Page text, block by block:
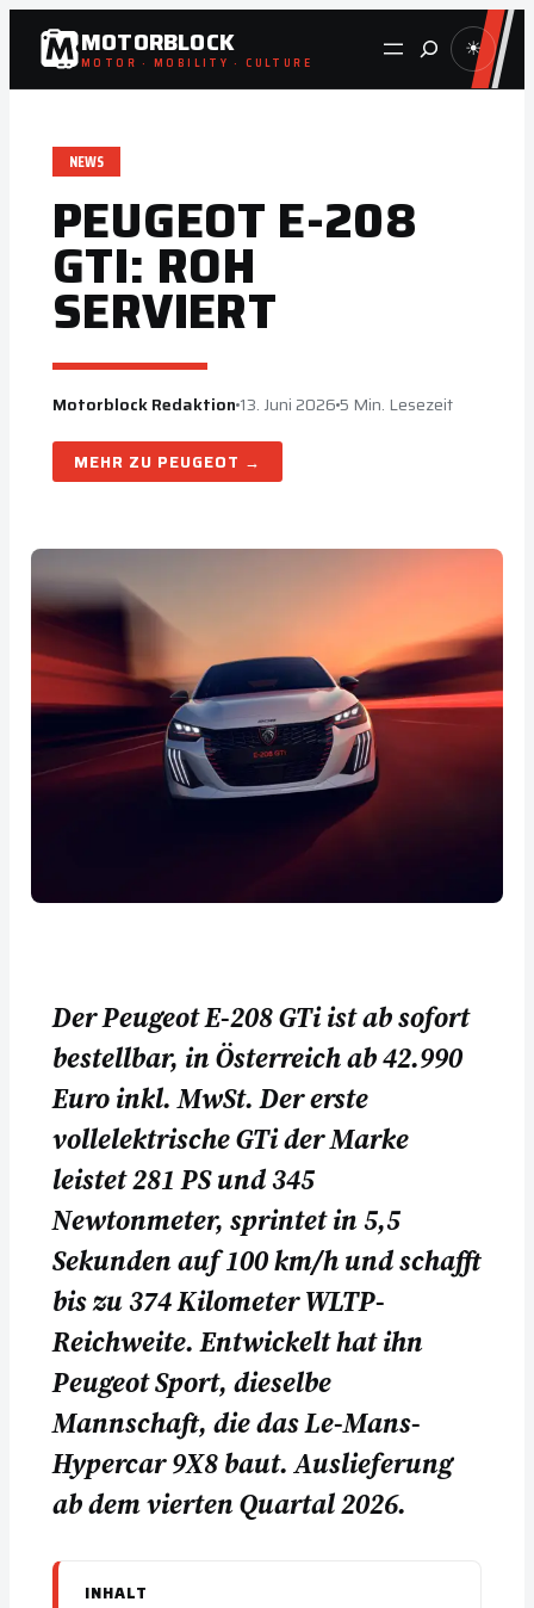
Zum
Inhalt
springen
MOTORBLOCK
MOTOR · MOBILITY · CULTURE Suche ☀
NEWS
PEUGEOT E-208
GTI: ROH
SERVIERT
Motorblock Redaktion 13. Juni 20265 Min. Lesezeit
PEUGEOT
Der Peugeot E-208 GTi ist ab sofort
bestellbar, in Österreich ab 42.990
Euro inkl. MwSt. Der erste
vollelektrische GTi der Marke
leistet 281 PS und 345
Newtonmeter, sprintet in 5,5
Sekunden auf 100 km/h und schafft
bis zu 374 Kilometer WLTP-
Reichweite. Entwickelt hat ihn
Peugeot Sport, dieselbe
Mannschaft, die das Le-Mans-
Hypercar 9X8 baut. Auslieferung
ab dem vierten Quartal 2026.
INHALT